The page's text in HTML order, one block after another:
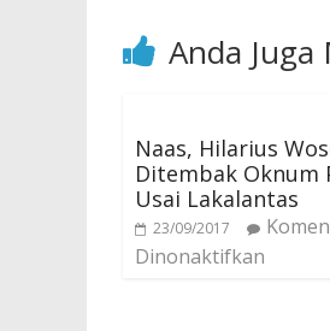
Anda
Naas, Hilarius
Ditembak Oknum
Usai Lakalantas
23/09/2017
Dinonaktifkan